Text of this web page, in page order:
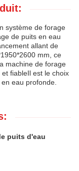
système de forage
de puits en eau
allant de
mm, ce
machine de forage
fiableIl est le choix
eau profonde.
puits d'eau